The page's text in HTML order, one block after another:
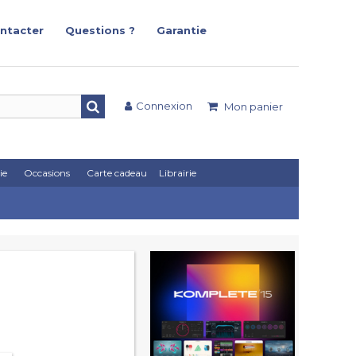
Questions ? Garantie
Mon panier
Connexion
Occasions Carte cadeau Librairie